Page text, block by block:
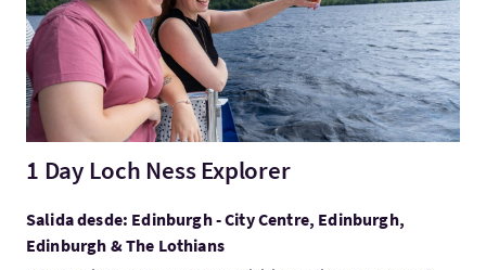
1 Day Loch Ness Explorer
Salida desde: Edinburgh - City Centre, Edinburgh,
Edinburgh & The Lothians